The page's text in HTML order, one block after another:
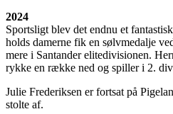
2024
Sportsligt blev det endnu et
holds damerne fik en sølvmedalje
mere i Santander elitedivisionen.
rykke en række ned og spiller i 2.
Julie Frederiksen er fortsat på
stolte af.